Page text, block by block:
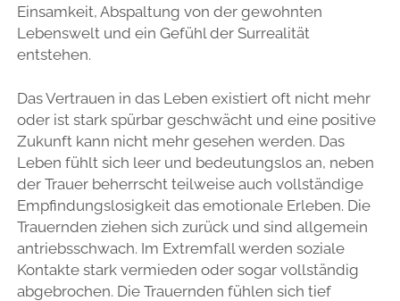
Einsamkeit, Abspaltung von der gewohnten
Lebenswelt und ein Gefühl der Surrealität
entstehen.
Das Vertrauen in das Leben existiert oft nicht mehr
oder ist stark spürbar geschwächt und eine positive
Zukunft kann nicht mehr gesehen werden. Das
Leben fühlt sich leer und bedeutungslos an, neben
der Trauer beherrscht teilweise auch vollständige
Empfindungslosigkeit das emotionale Erleben. Die
Trauernden ziehen sich zurück und sind allgemein
antriebsschwach. Im Extremfall werden soziale
Kontakte stark vermieden oder sogar vollständig
abgebrochen. Die Trauernden fühlen sich tief